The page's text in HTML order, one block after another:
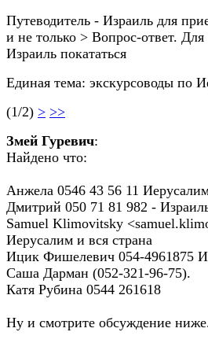
Путеводитель - Израиль для
и не только > Вопрос-ответ.
Израиль покататься
Единая тема: экскурсоводы по
(1/2) > >>
Змей Гуревич:
Найдено что:
Анжела 0546 43 56 11
Дмитрий 050 71 81 982 -
Samuel Klimovitsky
Иерусалим и вся страна
Ицик Фишелевич 054-4961875
Саша Дарман (052-321-96-75).
Катя Рубина 0544 261618
Ну и смотрите обсуждение